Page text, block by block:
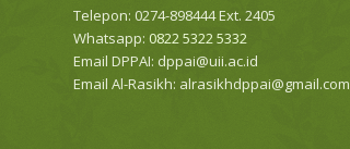
Telepon: 0274-898444 Ext. 2405
Whatsapp: 0822 5322 5332
Email DPPAI: dppai@uii.ac.id
Email Al-Rasikh: alrasikhdppai@gmail.com